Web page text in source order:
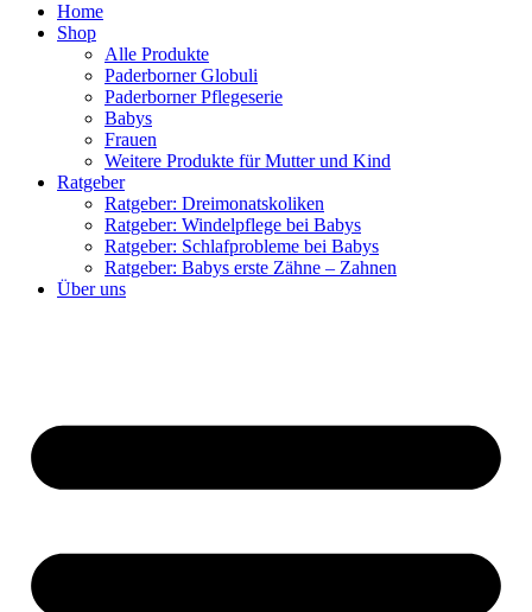
Home
Shop
Alle Produkte
Paderborner Globuli
Paderborner Pflegeserie
Babys
Frauen
Weitere Produkte für Mutter und Kind
Ratgeber
Ratgeber: Dreimonatskoliken
Ratgeber: Windelpflege bei Babys
Ratgeber: Schlafprobleme bei Babys
Ratgeber: Babys erste Zähne – Zahnen
Über uns